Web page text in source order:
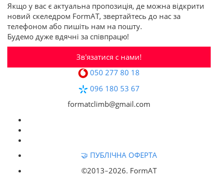
Якщо у вас є актуальна пропозиція, де можна відкрити
новий скеледром FormAT, звертайтесь до нас за
телефоном або пишіть нам на пошту.
Будемо дуже вдячні за співпрацю!
Зв'язатися с нами!
050 277 80 18
096 180 53 67
formatclimb@gmail.com
🤝 ПУБЛІЧНА ОФЕРТА
©2013‒2026. FormAT